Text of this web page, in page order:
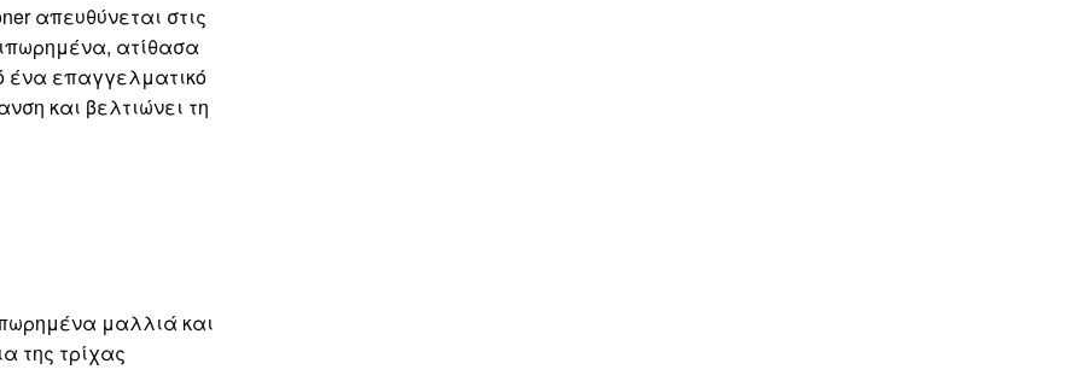
απευθύνεται στις
ατίθασα
ένα επαγγελματικό
και βελτιώνει τη
μαλλιά και
της τρίχας